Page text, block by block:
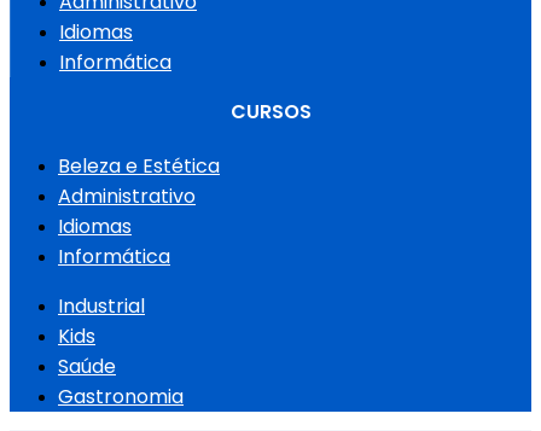
Idiomas
Informática
CURSOS
Beleza e Estética
Administrativo
Idiomas
Informática
Industrial
Kids
Saúde
Gastronomia